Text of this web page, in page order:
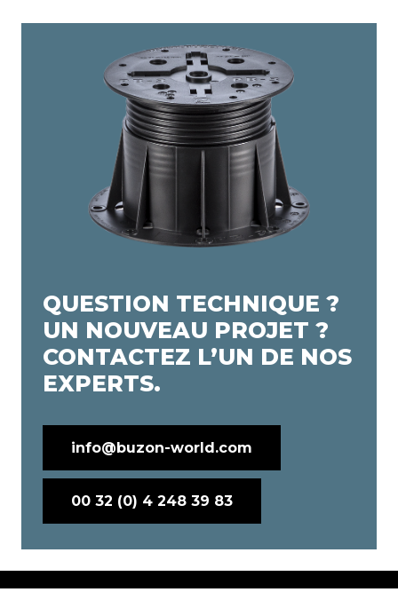
QUESTION TECHNIQUE ?
UN NOUVEAU PROJET ?
CONTACTEZ L’UN DE NOS
EXPERTS.
info@buzon-world.com
00 32 (0) 4 248 39 83